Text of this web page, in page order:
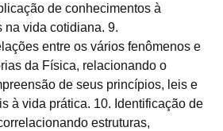
de conhecimentos à
na vida cotidiana. 9.
entre os vários fenômenos e
da Física, relacionando o
de seus princípios, leis e
à vida prática. 10. Identificação de
estruturas,